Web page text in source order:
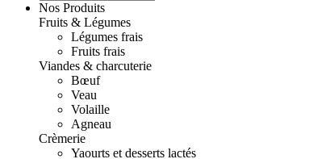
Nos Produits
Fruits & Légumes
Légumes frais
Fruits frais
Viandes & charcuterie
Bœuf
Veau
Volaille
Agneau
Crèmerie
Yaourts et desserts lactés